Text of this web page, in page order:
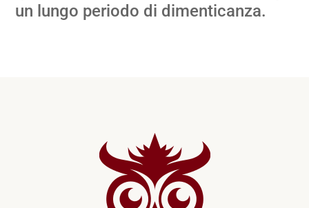
un lungo periodo di dimenticanza.